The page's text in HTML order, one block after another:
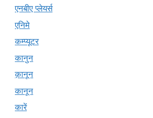
एनबीए प्लेयर्स
एनिमे
कम्प्यूटर
कानुन
क़ानून
कानून
कारें